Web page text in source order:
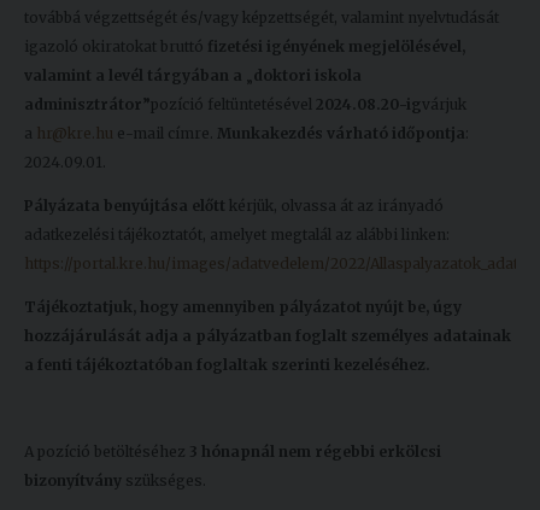
továbbá végzettségét és/vagy képzettségét, valamint nyelvtudását
igazoló okiratokat bruttó fizetési igényének megjelölésével,
valamint a levél tárgyában a „ doktori iskola
adminisztrátor ”pozíció feltüntetésével 2024.08.20-ig várjuk
a hr@kre.hu e-mail címre. Munkakezdés várható időpontja:
2024.09.01.
Pályázata benyújtása előtt kérjük, olvassa át az irányadó
adatkezelési tájékoztatót, amelyet megtalál az alábbi linken:
https://portal.kre.hu/images/adatvedelem/2022/
Tájékoztatjuk, hogy amennyiben pályázatot nyújt be, úgy
hozzájárulását adja a pályázatban foglalt személyes adatainak
a fenti tájékoztatóban foglaltak szerinti kezeléséhez.
A pozíció betöltéséhez 3 hónapnál nem régebbi erkölcsi
bizonyítvány szükséges.